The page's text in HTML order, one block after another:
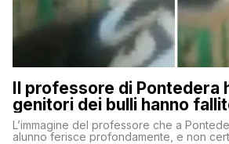
Il professore di Pontedera
genitori dei bulli hanno
L’immagine del professore che a
alunno ferisce profondamente, e non